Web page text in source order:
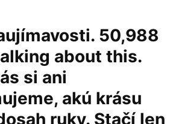
50,988
about this.
si ani
akú krásu
ruky. Stačí len